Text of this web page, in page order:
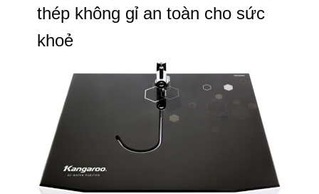
thép không gỉ an toàn cho sức
khoẻ